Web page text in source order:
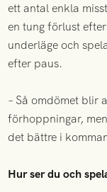
ett antal enkla
en tung förlust
underläge och
efter paus.
– Så omdömet blir
förhoppningar,
det bättre i
Hur ser du och